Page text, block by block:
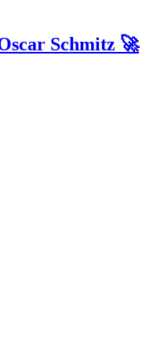
Schmitz 🚀